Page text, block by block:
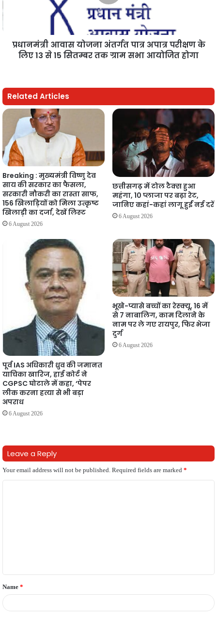
प्रधानमंत्री आवास योजना अंतर्गत पात्र अपात्र परीक्षण के
लिए 13 से 15 सितम्बर तक ग्राम सभा आयोजित होगा
Related Articles
Breaking : मुख्यमंत्री विष्णु देव
साय की सरकार का फैसला,
सरकारी नौकरी का रास्ता साफ,
156 खिलाड़ियों को मिला उत्कृष्ट
खिलाड़ी का दर्जा, देखें लिस्‍ट
6 August 2026
छत्तीसगढ़ में टोल टैक्स हुआ
महंगा, 10 प्लाजा पर बढ़ा रेट,
जानिए कहां-कहां लागू हुईं नई दरें
6 August 2026
पूर्व IAS अधिकारी ध्रुव की जमानत
याचिका खारिज, हाई कोर्ट ने
CGPSC घोटाले में कहा, ‘पेपर
लीक करना हत्या से भी बड़ा
अपराध
6 August 2026
भूखे-प्यासे बच्चों का रेस्क्यू, 16 में
से 7 नाबालिग, काम दिलाने के
नाम पर ले गए रायपुर, फिर भेजा
दुर्ग
6 August 2026
Leave a Reply
Your email address will not be published. Required fields are marked *
t
*
Name *